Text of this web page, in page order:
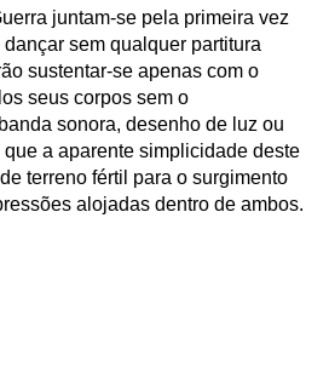
juntam-se pela primeira vez
sem qualquer partitura
sustentar-se apenas com o
seus corpos sem o
sonora, desenho de luz ou
a aparente simplicidade deste
terreno fértil para o surgimento
alojadas dentro de ambos.